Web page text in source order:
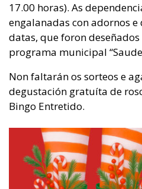
17.00 horas). As
engalanadas con adornos e
datas, que foron
programa municipal
Non faltarán os sorteos e
degustación gratuíta de
Bingo Entretido.